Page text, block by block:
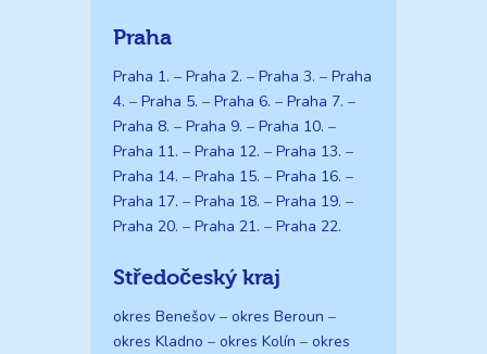
Praha
Praha 1. – Praha 2. – Praha 3. – Praha
4. – Praha 5. – Praha 6. – Praha 7. –
Praha 8. – Praha 9. – Praha 10. –
Praha 11. – Praha 12. – Praha 13. –
Praha 14. – Praha 15. – Praha 16. –
Praha 17. – Praha 18. – Praha 19. –
Praha 20. – Praha 21. – Praha 22.
Středočeský kraj
okres Benešov – okres Beroun –
okres Kladno – okres Kolín – okres